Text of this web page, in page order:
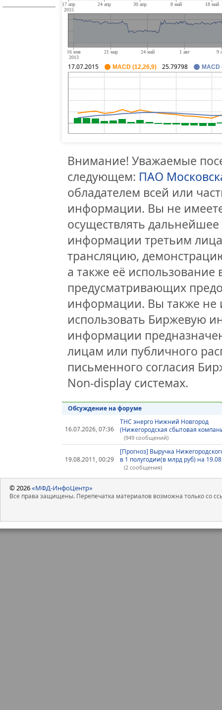
17.07.2015 MACD (12,26,9) 25.79798 MACD
Внимание! Уважаемые
следующем: ПАО
обладателем всей или
информации. Вы не
осуществлять
информации третьим
трансляцию,
а также её
предусматривающих
информации. Вы также не
использовать Биржевую
информации
лицам или публичного
письменного согласия
Non-display системах.
Обсуждение на форуме
16.07.2026, 07:36
ТНС энерго Нижний Новгород
(Нижегородская сбытовая
(949 сообщений)
19.08.2011, 00:29
[Прогноз] Выручка
в 1 полугодии(в млрд руб) на
(2 сообщения)
© 2026«МФД-ИнфоЦентр»
Все права защищены. Перепечатка материалов возможна только со